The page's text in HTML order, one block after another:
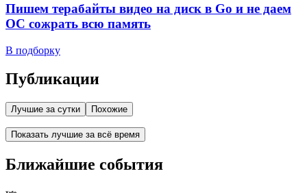
Пишем терабайты видео на диск в Go и не даем
ОС сожрать всю память
В подборку
Публикации
Лучшие за сутки Похожие
Показать лучшие за всё время
Ближайшие события